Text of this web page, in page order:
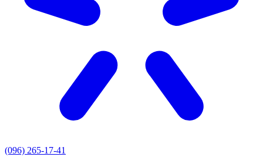
(096) 265-17-41